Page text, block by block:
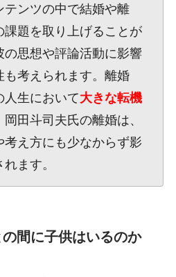
テンツの中で結婚や離
題を取り上げることが
の思想や評論活動に影響
も考えられます。離婚
人生において大きな転機
田斗司夫氏の離婚は、
え方にも少なからず影
ます。
間に子供はいるのか